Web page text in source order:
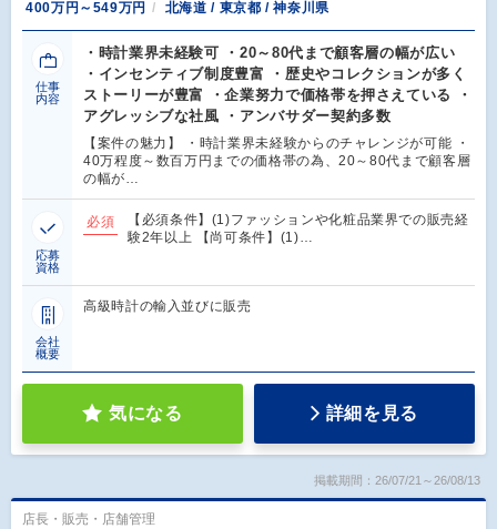
400万円～549万円 北海道 / 東京都 / 神奈川県
仕事
内容
・時計業界未経験可 ・20～80代まで顧客層の幅が広い
・インセンティブ制度豊富 ・歴史やコレクションが多く
ストーリーが豊富 ・企業努力で価格帯を押さえている ・
アグレッシブな社風 ・アンバサダー契約多数
【案件の魅力】 ・時計業界未経験からのチャレンジが可能 ・
40万程度～数百万円までの価格帯の為、20～80代まで顧客層
の幅が…
応募
資格
必須
【必須条件】(1)ファッションや化粧品業界での販売経
験2年以上 【尚可条件】(1)…
会社
概要
高級時計の輸入並びに販売
気になる 詳細を見る
掲載期間：26/07/21～26/08/13
店長・販売・店舗管理